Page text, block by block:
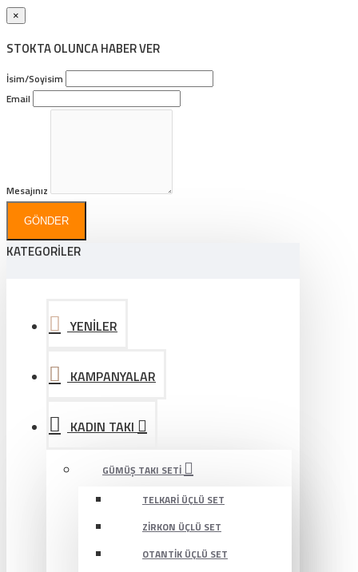
×
STOKTA OLUNCA HABER VER
İsim/Soyisim
Email
Mesajınız
GÖNDER
KATEGORİLER
YENİLER
KAMPANYALAR
KADIN TAKI
GÜMÜŞ TAKI SETI
TELKARI ÜÇLÜ SET
ZIRKON ÜÇLÜ SET
OTANTIK ÜÇLÜ SET